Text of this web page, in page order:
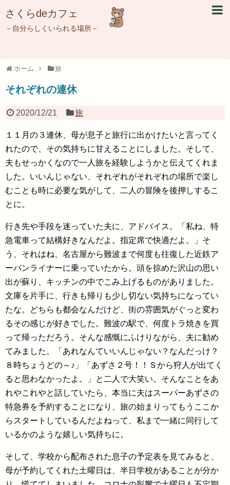
さくらdeカフェ
－自分らしくいられる場所－
ホーム 旅
それぞれの連休
2020/12/21 旅
１１月の３連休、母が息子と旅行に出かけたいと言ってく
れたので、その気持ちに甘えることにしました。そして、
夫もせっかくなので一人旅を経験しようかと伝えてくれま
した。いいんじゃない、それぞれがそれぞれの場所で楽し
むことも時に必要な気がして、二人の冒険を後押しするこ
とに。
行き先や手段を迷っていた夫に、アドバイス。「私ね、特
急電車って結構好きなんだよ。指定席で快適だよ。」そ
う、それはね、名古屋から難波まで何度も往復した近鉄ア
ーバンライナーに乗っていたから。頭を掠めた沢山の思い
出が蘇り、キッチンの中でこみ上げるものがありました。
文庫を片手に、行きも帰りも少し切ない気持ちになってい
たな。どちらも都会なんだけど、街の雰囲気がぐっと変わ
るその感じが好きでした。難波の駅で、何度トラ焼きを買
って帰っただろう。そんな感慨にふけりながら、夫に勧め
てみました。「あれなんていいんじゃない？なんだっけ？
８時ちょうどの～♪」「あずさ２号！！Ｓから狩人が出てく
ると思わなかったよ。」と二人で大笑い。そんなことをあ
れやこれやと話していたら、本当に夫はスーパーあずさの
特急券を予約することになり、旅の始まりってもうここか
らスタートしているんだよねって、私まで一緒に同行して
いるかのような嬉しい気持ちに。
そして、学校から配布された息子の予定表を見てみると、
母が予約してくれた土曜日は、半日学校があることが分か